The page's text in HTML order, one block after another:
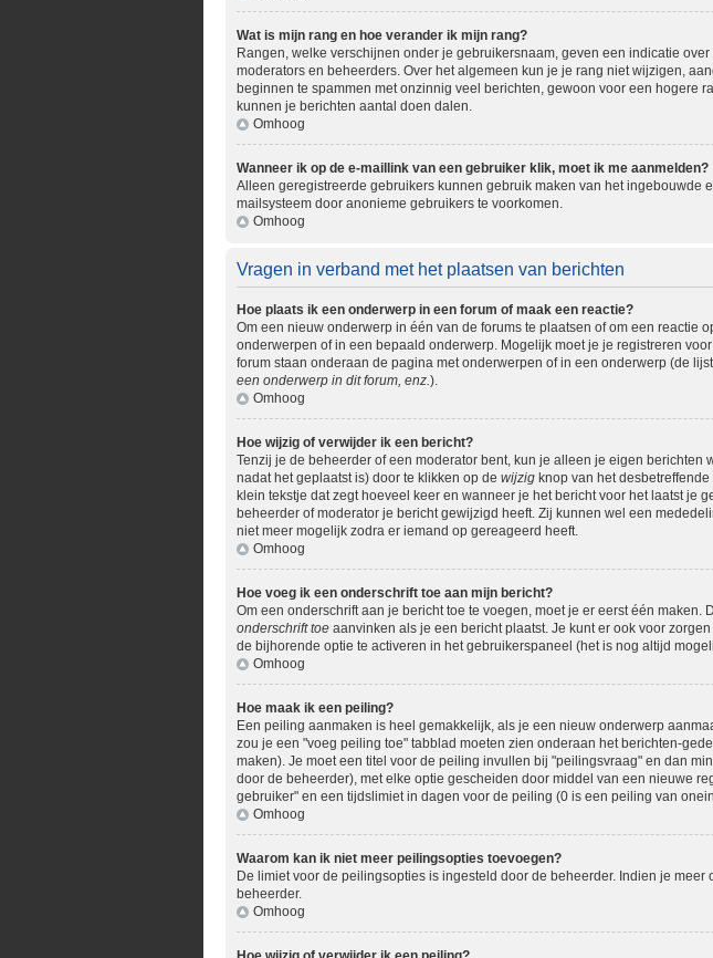
Wat is mijn rang en hoe verander ik mijn rang?
Rangen, welke verschijnen onder je gebruikersnaam, geven een indicatie
moderators en beheerders. Over het algemeen kun je je rang niet wijzigen,
beginnen te spammen met onzinnig veel berichten, gewoon voor een hogere
kunnen je berichten aantal doen dalen.
Omhoog
Wanneer ik op de e-maillink van een gebruiker klik, moet ik me aanmelden?
Alleen geregistreerde gebruikers kunnen gebruik maken van het
mailsysteem door anonieme gebruikers te voorkomen.
Omhoog
Vragen in verband met het plaatsen van berichten
Hoe plaats ik een onderwerp in een forum of maak een reactie?
Om een nieuw onderwerp in één van de forums te plaatsen of om een
onderwerpen of in een bepaald onderwerp. Mogelijk moet je je registreren
forum staan onderaan de pagina met onderwerpen of in een onderwerp (de
een onderwerp in dit forum, enz.).
Omhoog
Hoe wijzig of verwijder ik een bericht?
Tenzij je de beheerder of een moderator bent, kun je alleen je eigen
nadat het geplaatst is) door te klikken op de wijzigknop van het desbetreffende
klein tekstje dat zegt hoeveel keer en wanneer je het bericht voor het laatst
beheerder of moderator je bericht gewijzigd heeft. Zij kunnen wel een
niet meer mogelijk zodra er iemand op gereageerd heeft.
Omhoog
Hoe voeg ik een onderschrift toe aan mijn bericht?
Om een onderschrift aan je bericht toe te voegen, moet je er eerst één
onderschrift toeaanvinken als je een bericht plaatst. Je kunt er ook voor
de bijhorende optie te activeren in het gebruikerspaneel (het is nog altijd
Omhoog
Hoe maak ik een peiling?
Een peiling aanmaken is heel gemakkelijk, als je een nieuw onderwerp
zou je een "voeg peiling toe" tabblad moeten zien onderaan het berichten-
maken). Je moet een titel voor de peiling invullen bij "peilingsvraag" en dan
door de beheerder), met elke optie gescheiden door middel van een nieuwe
gebruiker" en een tijdslimiet in dagen voor de peiling (0 is een peiling van
Omhoog
Waarom kan ik niet meer peilingsopties toevoegen?
De limiet voor de peilingsopties is ingesteld door de beheerder. Indien je
beheerder.
Omhoog